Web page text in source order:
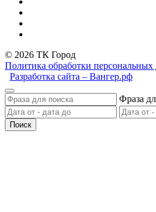
© 2026 ТК Город
Политика обработки
Разработка сайта – Вангер.рф
Фраза
Поиск